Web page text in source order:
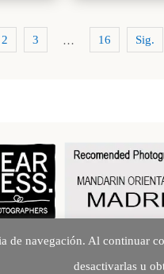
2 3 … 16 Sig.
navegación. Al continuar
desactivarlas u